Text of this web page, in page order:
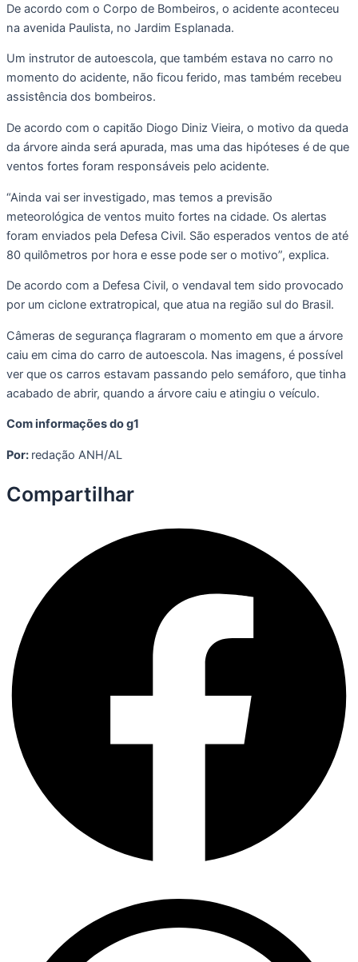
De acordo com o Corpo de Bombeiros, o acidente aconteceu
na avenida Paulista, no Jardim Esplanada.
Um instrutor de autoescola, que também estava no carro no
momento do acidente, não ficou ferido, mas também recebeu
assistência dos bombeiros.
De acordo com o capitão Diogo Diniz Vieira, o motivo da queda
da árvore ainda será apurada, mas uma das hipóteses é de que
ventos fortes foram responsáveis pelo acidente.
“Ainda vai ser investigado, mas temos a previsão
meteorológica de ventos muito fortes na cidade. Os alertas
foram enviados pela Defesa Civil. São esperados ventos de até
80 quilômetros por hora e esse pode ser o motivo”, explica.
De acordo com a Defesa Civil, o vendaval tem sido provocado
por um ciclone extratropical, que atua na região sul do Brasil.
Câmeras de segurança flagraram o momento em que a árvore
caiu em cima do carro de autoescola. Nas imagens, é possível
ver que os carros estavam passando pelo semáforo, que tinha
acabado de abrir, quando a árvore caiu e atingiu o veículo.
Com informações do g1
Por: redação ANH/AL
Compartilhar